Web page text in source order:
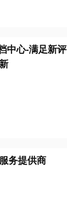
中心-满足新评
务提供商